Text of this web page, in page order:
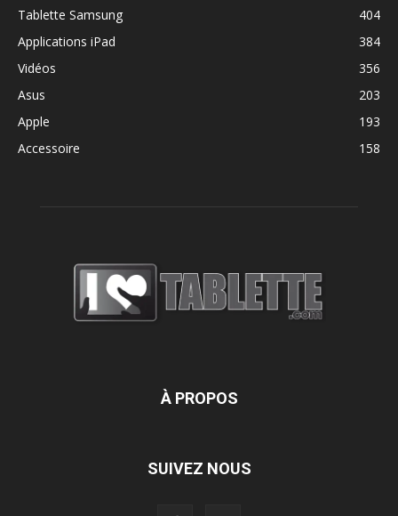
Tablette Samsung
404
Applications iPad
384
Vidéos
356
Asus
203
Apple
193
Accessoire
158
À PROPOS
SUIVEZ NOUS